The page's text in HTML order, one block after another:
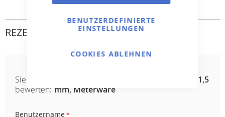
BENUTZERDEFINIERTE
EINSTELLUNGEN
COOKIES ABLEHNEN
REZENSIONEN
Sie
bewerten:
ALKORPLAN 2K - Sand; 1,65 m Breite, 1,5
mm, Meterware
Benutzername